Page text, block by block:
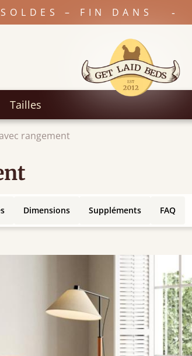
– FIN DANS -
Tailles
rangement
Dimensions Suppléments FAQ